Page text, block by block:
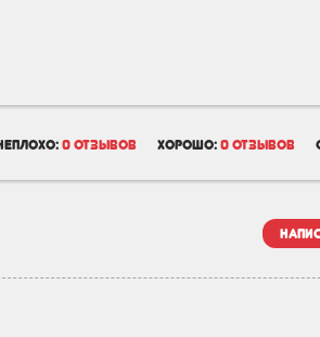
0 отзывов хорошо: 0 отзывов